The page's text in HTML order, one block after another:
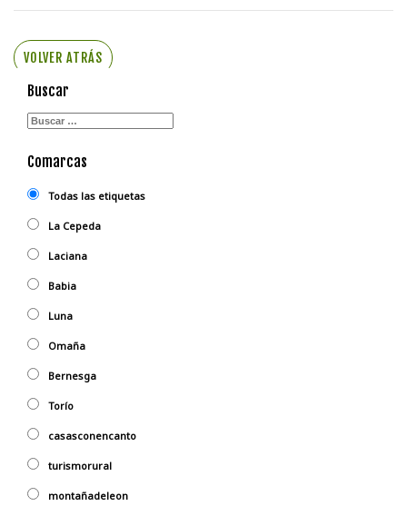
VOLVER ATRÁS
Buscar
Comarcas
Todas las etiquetas
La Cepeda
Laciana
Babia
Luna
Omaña
Bernesga
Torío
casasconencanto
turismorural
montañadeleon